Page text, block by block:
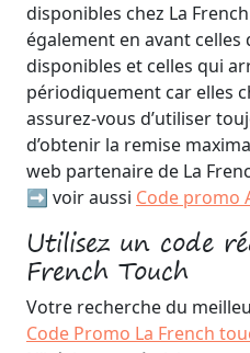
disponibles chez La
également en avant
disponibles et celles qui
périodiquement car elles
assurez-vous d’utiliser
d’obtenir la remise
web partenaire de La
➡️ voir aussi Code promo
Utilisez un code
French Touch
Votre recherche du
Code Promo La French